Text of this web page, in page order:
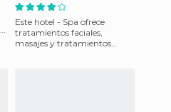
Este hotel - Spa ofrece
tratamientos faciales,
masajes y tratamientos